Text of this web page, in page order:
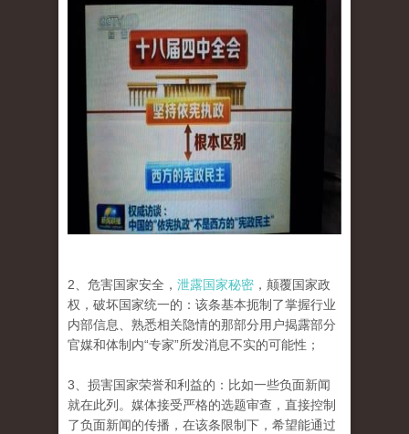
2、危害国家安全， 泄露国家秘密 ，颠覆国家政
权，破坏国家统一的：该条基本扼制了掌握行业
内部信息、熟悉相关隐情的那部分用户揭露部分
官媒和体制内“专家”所发消息不实的可能性；
3、损害国家荣誉和利益的：比如一些负面新闻
就在此列。媒体接受严格的选题审查，直接控制
了负面新闻的传播，在该条限制下，希望能通过